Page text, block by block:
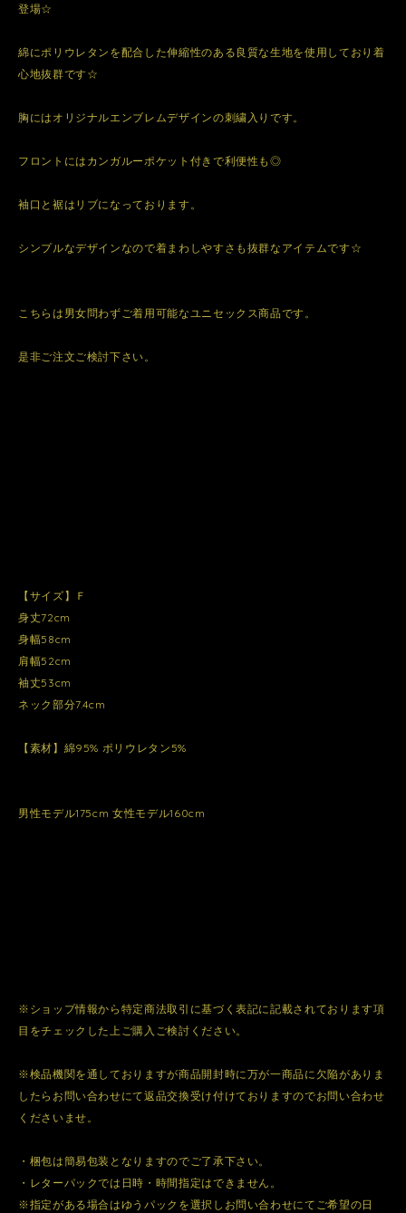
登場☆
綿にポリウレタンを配合した伸縮性のある良質な生地を使用しており着
心地抜群です☆
胸にはオリジナルエンブレムデザインの刺繍入りです。
フロントにはカンガルーポケット付きで利便性も◎
袖口と裾はリブになっております。
シンプルなデザインなので着まわしやすさも抜群なアイテムです☆
こちらは男女問わずご着用可能なユニセックス商品です。
是非ご注文ご検討下さい。
【サイズ】Ｆ
身丈72cm
身幅58cm
肩幅52cm
袖丈53cm
ネック部分7.4cm
【素材】綿95% ポリウレタン5%
男性モデル175cm 女性モデル160cm
※ショップ情報から特定商法取引に基づく表記に記載されております項
目をチェックした上ご購入ご検討ください。
※検品機関を通しておりますが商品開封時に万が一商品に欠陥がありま
したらお問い合わせにて返品交換受け付けておりますのでお問い合わせ
くださいませ。
・梱包は簡易包装となりますのでご了承下さい。
・レターパックでは日時・時間指定はできません。
※指定がある場合はゆうパックを選択しお問い合わせにてご希望の日